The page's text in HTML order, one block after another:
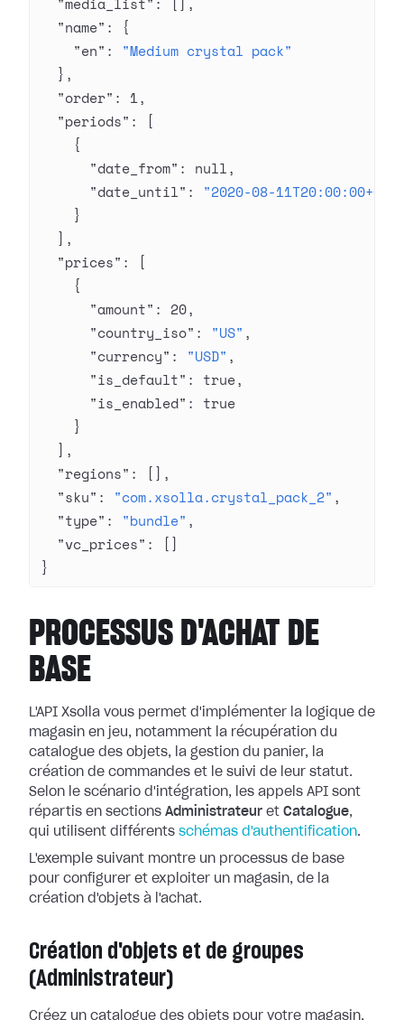
  "name"
: {
    "en"
: "Medium crystal pack"
  },
  "order"
: 1,
  "periods"
: [
    {
      "date_from"
: null,
      "date_until"
: "2020-08-
    }
  ],
  "prices"
: [
    {
      "amount"
: 20,
      "country_iso"
: "US" ,
      "currency"
: "USD" ,
      "is_default"
: true,
      "is_enabled"
: true
    }
  ],
  "regions"
: [],
  "sku"
: "com.xsolla.crystal_pack_2" ,
  "type"
: "bundle" ,
  "vc_prices"
: []
}
PROCESSUS D'ACHAT DE
BASE
L'API Xsolla vous permet d'implémenter la logique de
magasin en jeu, notamment la récupération du
catalogue des objets, la gestion du panier, la
création de commandes et le suivi de leur statut.
Selon le scénario d'intégration, les appels API sont
répartis en sections Administrateur et Catalogue,
qui utilisent différents schémas d'authentification.
L'exemple suivant montre un processus de base
pour configurer et exploiter un magasin, de la
création d'objets à l'achat.
Création d'objets et de groupes
(Administrateur)
Créez un catalogue des objets pour votre magasin,